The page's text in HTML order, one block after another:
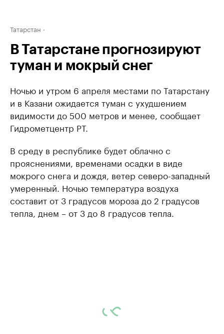
Татарстан
В Татарстане прогнозируют
туман и мокрый снег
Ночью и утром 6 апреля местами по Татарстану
и в Казани ожидается туман с ухудшением
видимости до 500 метров и менее, сообщает
Гидрометцентр РТ.
В среду в республике будет облачно с
прояснениями, временами осадки в виде
мокрого снега и дождя, ветер северо-западный
умеренный. Ночью температура воздуха
составит от 3 градусов мороза до 2 градусов
тепла, днем – от 3 до 8 градусов тепла.